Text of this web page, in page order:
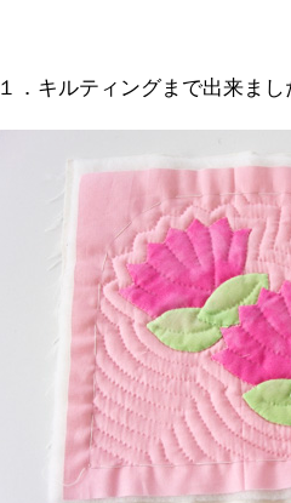
１．キルティングまで出来まし